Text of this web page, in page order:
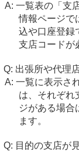
一覧表の「支
情報ページで
込や口座登録
支店コードが
出張所や代理
一覧に表示さ
は、それぞれ
ジがある場合
ます。
目的の支店が